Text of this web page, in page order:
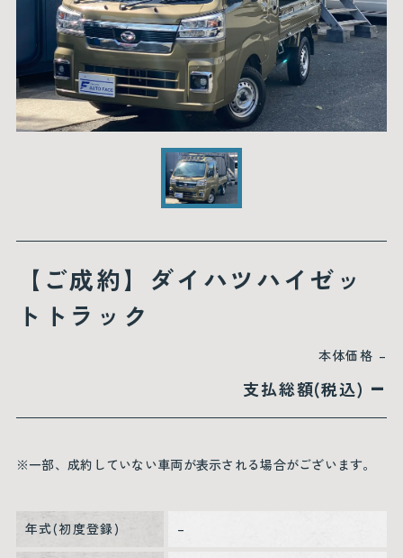
【ご成約】ダイハツハイゼッ
トトラック
本体価格 –
支払総額(税込) –
※一部、成約していない車両が表示される場合がございます。
年式(初度登録) –